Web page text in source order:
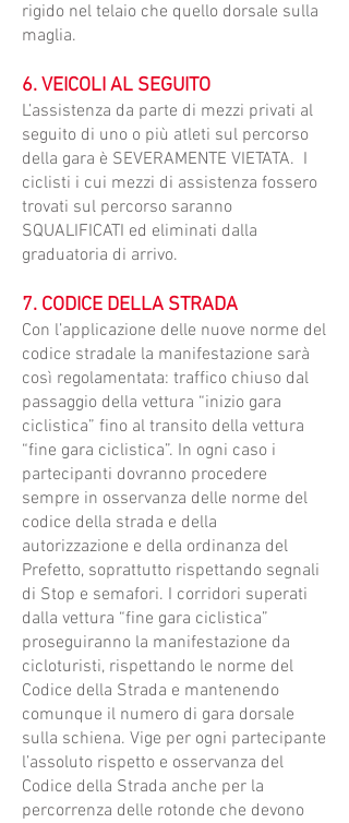
rigido nel telaio che quello dorsale sulla
maglia.
6. VEICOLI AL SEGUITO
​L’assistenza da parte di mezzi privati al
seguito di uno o più atleti sul percorso
della gara è SEVERAMENTE VIETATA. I
ciclisti i cui mezzi di assistenza fossero
trovati sul percorso saranno
SQUALIFICATI ed eliminati dalla
graduatoria di arrivo.
7. CODICE DELLA STRADA
​Con l’applicazione delle nuove norme del
codice stradale la manifestazione sarà
così regolamentata: traffico chiuso dal
passaggio della vettura “inizio gara
ciclistica” fino al transito della vettura
“fine gara ciclistica”. In ogni caso i
partecipanti dovranno procedere
sempre in osservanza delle norme del
codice della strada e della
autorizzazione e della ordinanza del
Prefetto, soprattutto rispettando segnali
di Stop e semafori. I corridori superati
dalla vettura “fine gara ciclistica”
proseguiranno la manifestazione da
cicloturisti, rispettando le norme del
Codice della Strada e mantenendo
comunque il numero di gara dorsale
sulla schiena. Vige per ogni partecipante
l’assoluto rispetto e osservanza del
Codice della Strada anche per la
percorrenza delle rotonde che devono